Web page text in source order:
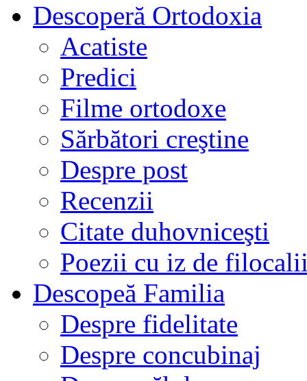
Descoperă Ortodoxia
Acatiste
Predici
Filme ortodoxe
Sărbători creştine
Despre post
Recenzii
Citate duhovniceşti
Poezii cu iz de
Descopeă Familia
Despre fidelitate
Despre concubinaj